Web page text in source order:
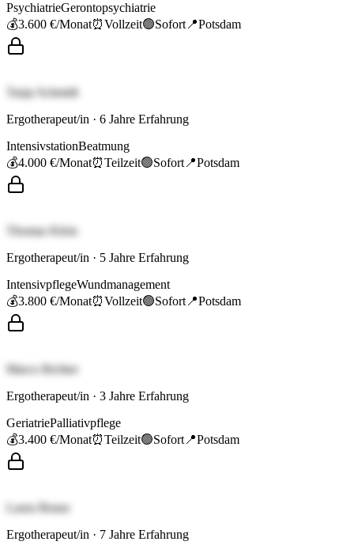
PsychiatrieGerontopsychiatrie
💰3.600 €/Monat⏰Vollzeit🟢Sofort 📍Potsdam
Tanja Schmidt
Ergotherapeut/in · 6 Jahre Erfahrung
IntensivstationBeatmung
💰4.000 €/Monat⏰Teilzeit🟢Sofort 📍Potsdam
Thomas Klein
Ergotherapeut/in · 5 Jahre Erfahrung
IntensivpflegeWundmanagement
💰3.800 €/Monat⏰Vollzeit🟢Sofort 📍Potsdam
Marco Richter
Ergotherapeut/in · 3 Jahre Erfahrung
GeriatriePalliativpflege
💰3.400 €/Monat⏰Teilzeit🟢Sofort 📍Potsdam
Laura Braun
Ergotherapeut/in · 7 Jahre Erfahrung